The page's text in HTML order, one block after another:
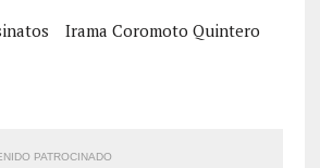
Irama Coromoto Quintero
PATROCINADO